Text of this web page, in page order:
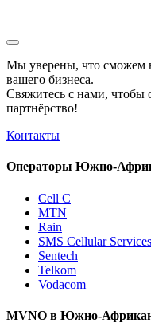
Мы уверены, что сможем
вашего бизнеса.
Свяжитесь с нами, чтобы
партнёрство!
Контакты
Операторы Южно-
Cell C
MTN
Rain
SMS Cellular Services
Sentech
Telkom
Vodacom
MVNO в Южно-